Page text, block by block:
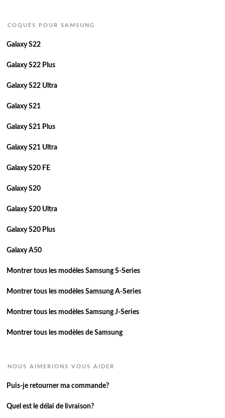
COQUES POUR SAMSUNG
Galaxy S22
Galaxy S22 Plus
Galaxy S22 Ultra
Galaxy S21
Galaxy S21 Plus
Galaxy S21 Ultra
Galaxy S20 FE
Galaxy S20
Galaxy S20 Ultra
Galaxy S20 Plus
Galaxy A50
Montrer tous les modèles Samsung S-Series
Montrer tous les modèles Samsung A-Series
Montrer tous les modèles Samsung J-Series
Montrer tous les modèles de Samsung
NOUS AIMERIONS VOUS AIDER
Puis-je retourner ma commande?
Quel est le délai de livraison?